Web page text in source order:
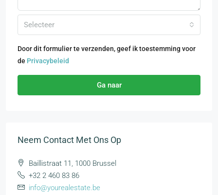
Selecteer
Door dit formulier te verzenden, geef ik toestemming voor
de Privacybeleid
Ga naar
Neem Contact Met Ons Op
Baillistraat 11, 1000 Brussel
+32 2 460 83 86
info@yourealestate.be